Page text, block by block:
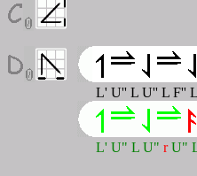
L' U'' L U'' L F''
L' U" L U" rU"